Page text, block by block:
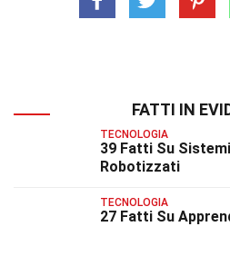
FATTI IN
TECNOLOGIA
39 Fatti Su
Robotizzati
TECNOLOGIA
27 Fatti Su